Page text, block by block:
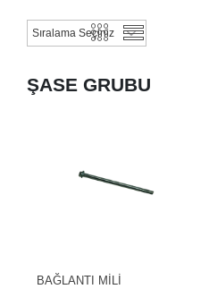
ŞASE GRUBU
BAĞLANTI MİLİ